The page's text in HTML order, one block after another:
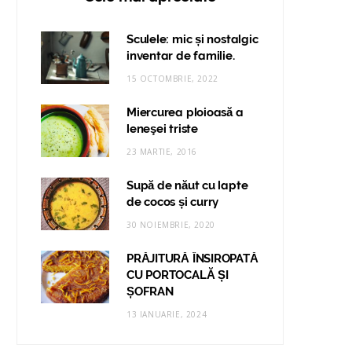
Sculele: mic și nostalgic
inventar de familie.
15 OCTOMBRIE, 2022
Miercurea ploioasă a
leneşei triste
23 MARTIE, 2016
Supă de năut cu lapte
de cocos și curry
30 NOIEMBRIE, 2020
PRĂJITURĂ ÎNSIROPATĂ
CU PORTOCALĂ ȘI
ȘOFRAN
13 IANUARIE, 2024